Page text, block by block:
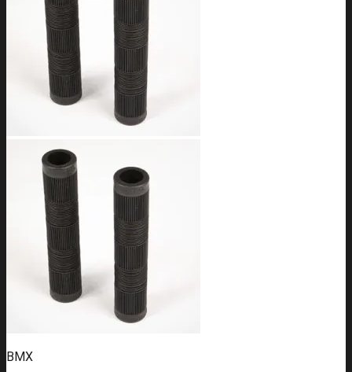
BMX